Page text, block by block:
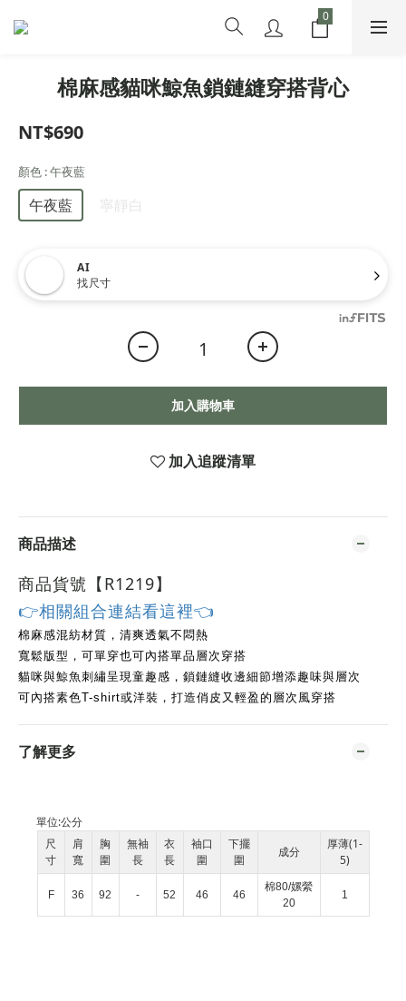
棉麻感貓咪鯨魚鎖鏈縫穿搭背心
NT$690
顏色 : 午夜藍
午夜藍 寧靜白
AI
找尺寸
加入購物車
加入追蹤清單
商品描述
商品貨號【R1219】
👉相關組合連結看這裡👈
棉麻感混紡材質，清爽透氣不悶熱
寬鬆版型，可單穿也可內搭單品層次穿搭
貓咪與鯨魚刺繡呈現童趣感，鎖鏈縫收邊細節增添趣味與層次
可內搭素色T-shirt或洋裝，打造俏皮又輕盈的層次風穿搭
了解更多
單位:公分
尺
寸
肩
寬
胸
圍
無袖
長
衣
長
袖口
圍
下擺
圍
成分
厚薄(1-
5)
F 36 92 - 52 46 46
棉80/嫘縈
20
1